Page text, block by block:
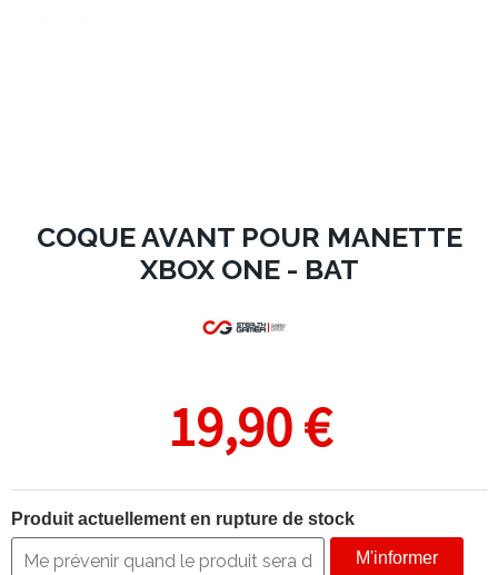
COQUE AVANT POUR MANETTE
XBOX ONE - BAT
19,90 €
Produit actuellement en rupture de stock
M'informer